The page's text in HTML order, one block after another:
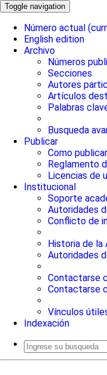
Toggle navigation
Número actual
English edition
Archivo
Números
Secciones
Autores
Artículos
Palabras
Busqueda
Publicar
Como publicar
Reglamento
Licencias de
Institucional
Soporte
Autoridades
Conflicto de
Historia de la
Autoridades
Contactarse
Contactarse
Vínculos
Indexación